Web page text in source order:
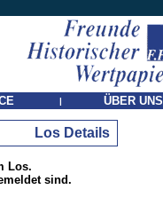
| ÜBER UNS
Los Details
Los.
sind.